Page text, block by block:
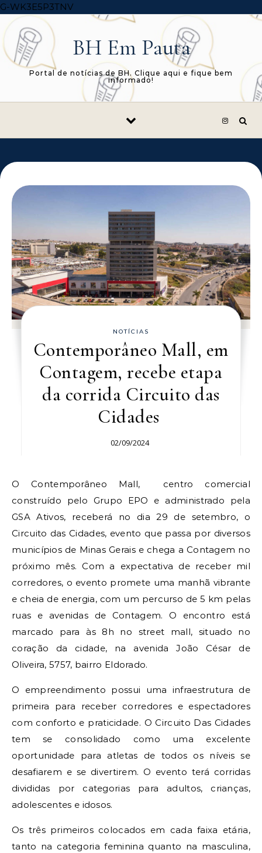
G-WK3E5P3TNVSkip to content
BH Em Pauta
Portal de notícias de BH. Clique aqui e fique bem
informado!
NOTÍCIAS
Contemporâneo Mall, em
Contagem, recebe etapa
da corrida Circuito das
Cidades
02/09/2024
O Contemporâneo Mall, centro comercial
construído pelo Grupo EPO e administrado pela
GSA Ativos, receberá no dia 29 de setembro, o
Circuito das Cidades, evento que passa por diversos
municípios de Minas Gerais e chega a Contagem no
próximo mês. Com a expectativa de receber mil
corredores, o evento promete uma manhã vibrante
e cheia de energia, com um percurso de 5 km pelas
ruas e avenidas de Contagem. O encontro está
marcado para às 8h no street mall, situado no
coração da cidade, na avenida João César de
Oliveira, 5757, bairro Eldorado.
O empreendimento possui uma infraestrutura de
primeira para receber corredores e espectadores
com conforto e praticidade. O Circuito Das Cidades
tem se consolidado como uma excelente
oportunidade para atletas de todos os níveis se
desafiarem e se divertirem. O evento terá corridas
divididas por categorias para adultos, crianças,
adolescentes e idosos.
Os três primeiros colocados em cada faixa etária,
tanto na categoria feminina quanto na masculina,